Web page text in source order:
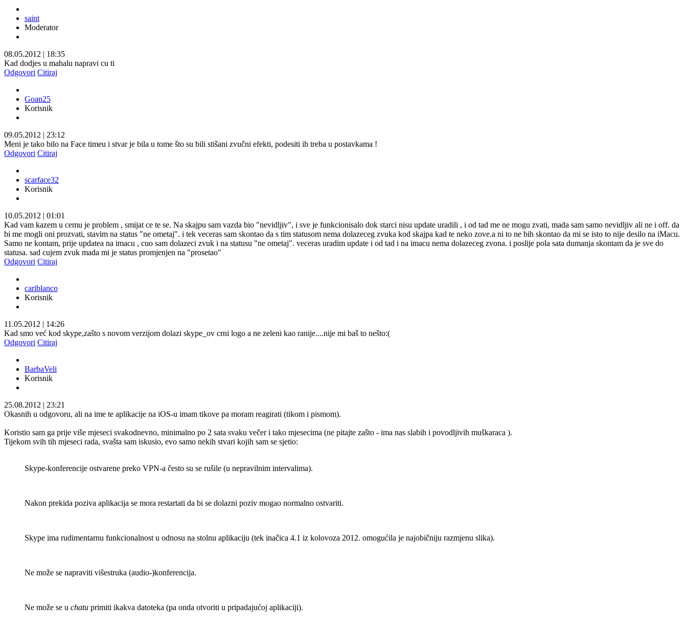
saint
Moderator
08.05.2012 | 18:35
Kad dodjes u mahalu napravi cu ti
Odgovori Citiraj
Goan25
Korisnik
09.05.2012 | 23:12
Meni je tako bilo na Face timeu i stvar je bila u tome što su bili stišani zvučni efekti, podesiti ih treba u postavkama !
Odgovori Citiraj
scarface32
Korisnik
10.05.2012 | 01:01
Kad vam kazem u cemu je problem , smijat ce te se. Na skajpu sam vazda bio "nevidljiv", i sve je funkcionisalo dok starci nisu update uradili , i od tad me ne mogu zvati, mada sam samo nevidljiv ali ne i off. da
bi me mogli oni prozvati, stavim na status "ne ometaj". i tek veceras sam skontao da s tim statusom nema dolazeceg zvuka kod skajpa kad te neko zove.a ni to ne bih skontao da mi se isto to nije desilo na iMacu.
Samo ne kontam, prije updatea na imacu , cuo sam dolazeci zvuk i na statusu "ne ometaj". veceras uradim update i od tad i na imacu nema dolazeceg zvona. i poslije pola sata dumanja skontam da je sve do
statusa. sad cujem zvuk mada mi je status promjenjen na "prosetao"
Odgovori Citiraj
cariblanco
Korisnik
11.05.2012 | 14:26
Kad smo već kod skype,zašto s novom verzijom dolazi skype_ov crni logo a ne zeleni kao ranije....nije mi baš to nešto:(
Odgovori Citiraj
BarbaVeli
Korisnik
25.08.2012 | 23:21
Okasnih u odgovoru, ali na ime te aplikacije na iOS-u imam tikove pa moram reagirati (tikom i pismom).
Koristio sam ga prije više mjeseci svakodnevno, minimalno po 2 sata svaku večer i tako mjesecima (ne pitajte zašto - ima nas slabih i povodljivih muškaraca ).
Tijekom svih tih mjeseci rada, svašta sam iskusio, evo samo nekih stvari kojih sam se sjetio:
Skype-konferencije ostvarene preko VPN-a često su se rušile (u nepravilnim intervalima).
Nakon prekida poziva aplikacija se mora restartati da bi se dolazni poziv mogao normalno ostvariti.
Skype ima rudimentarnu funkcionalnost u odnosu na stolnu aplikaciju (tek inačica 4.1 iz kolovoza 2012. omogućila je najobičniju razmjenu slika).
Ne može se napraviti višestruka (audio-)konferencija.
Ne može se u chatu primiti ikakva datoteka (pa onda otvoriti u pripadajućoj aplikaciji).